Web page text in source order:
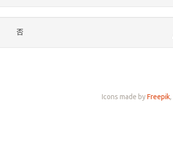
否
Icons made byFreepik,